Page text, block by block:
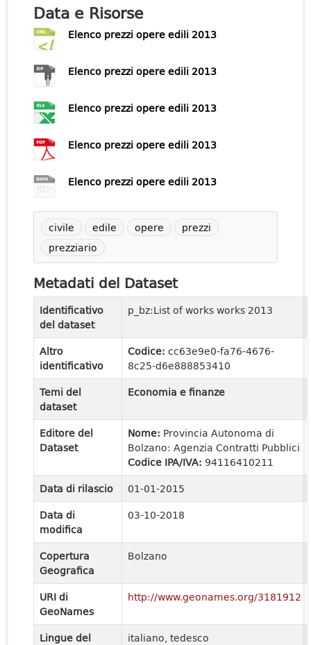
Data e Risorse
Elenco prezzi opere edili 2013
Elenco prezzi opere edili 2013
Elenco prezzi opere edili 2013
Elenco prezzi opere edili 2013
Elenco prezzi opere edili 2013
civile edile opere
prezzi
prezziario
Metadati del Dataset
Identificativo
del dataset
p_bz:List of works works 2013
Altro
identificativo
Codice: cc63e9e0-fa76-4676-
8c25-d6e888853410
Temi del
dataset
Economia e finanze
Editore del
Dataset
Nome: Provincia Autonoma di
Bolzano: Agenzia Contratti Pubblici
Codice IPA/IVA: 94116410211
Data di rilascio
01-01-2015
Data di
modifica
03-10-2018
Copertura
Geografica
Bolzano
URI di
GeoNames
http://www.geonames.org/3181912
Lingue del italiano, tedesco